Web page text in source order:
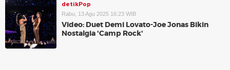
detikPop
Rabu, 13 Agu 2025 16:23 WIB
Video: Duet Demi Lovato-Joe Jonas Bikin
Nostalgia 'Camp Rock'